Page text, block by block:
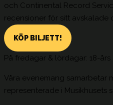
och Continental Record
recensioner för sitt avskalade
KÖP BILJETT!
På fredagar & lördagar: 18-
Våra evenemang samarbetar
representerade i Musikhusets